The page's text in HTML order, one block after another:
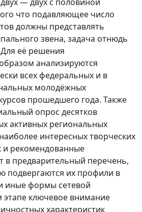
что подавляющее число
должны представлять
звена, задача отнюдь
Для её решения
анализируются
всех федеральных и в
молодёжных
прошедшего года. Также
опрос десятков
активных региональных
интересных творческих
и рекомендованные
в предварительный перечень,
подвергаются их профили в
иные формы сетевой
этапе ключевое внимание
характеристик